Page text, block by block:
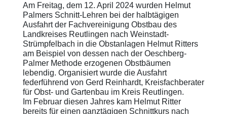
Am Freitag, dem 12. April 2024 wurden Helmut
Palmers Schnitt-Lehren bei der halbtägigen
Ausfahrt der Fachvereinigung Obstbau des
Landkreises Reutlingen nach Weinstadt-
Strümpfelbach in die Obstanlagen Helmut Ritters
am Beispiel von dessen nach der Oeschberg-
Palmer Methode erzogenen Obstbäumen
lebendig. Organisiert wurde die Ausfahrt
federführend von Gerd Reinhardt, Kreisfachberater
für Obst- und Gartenbau im Kreis Reutlingen.
Im Februar diesen Jahres kam Helmut Ritter
bereits für einen ganztägigen Schnittkurs nach